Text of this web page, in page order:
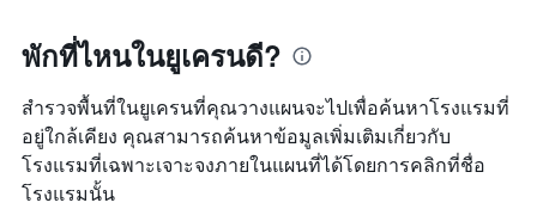
พักที่ไหนในยูเครนดี?
สำรวจพื้นที่ในยูเครนที่คุณวางแผนจะไปเพื่อค้นหาโรงแรมที่
อยู่ใกล้เคียง คุณสามารถค้นหาข้อมูลเพิ่มเติมเกี่ยวกับ
โรงแรมที่เฉพาะเจาะจงภายในแผนที่ได้โดยการคลิกที่ชื่อ
โรงแรมนั้น